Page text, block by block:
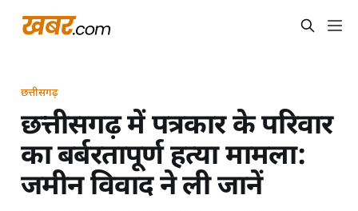
छत्तीसगढ़
छत्तीसगढ़ में पत्रकार के परिवार
का बर्बरतापूर्ण हत्या मामला:
जमीन विवाद ने ली जानें